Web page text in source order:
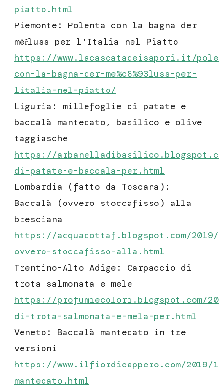
piatto .html
Piemonte: Polenta con la bagna dër
mëȓluss per l’Italia nel Piatto
https://www.lacascatadeisapori.it/
con-la-bagna-der-me%c8%93luss-per-
litalia-nel-piatto/
Liguria: millefoglie di patate e
baccalà mantecato, basilico e olive
taggiasche
https://
di-patate-e-baccala-per.html
Lombardia (fatto da Toscana):
Baccalà (ovvero stoccafisso) alla
bresciana
https://acquacottaf.blogspot.com/
ovvero-stoccafisso-alla.html
Trentino-Alto Adige: Carpaccio di
trota salmonata e mele
https://profumiecolori.blogspot.com/
di-trota-salmonata-e-mela-per.html
Veneto: Baccalà mantecato in tre
versioni
https://www.ilfiordicappero.com/2019/
mantecato .html